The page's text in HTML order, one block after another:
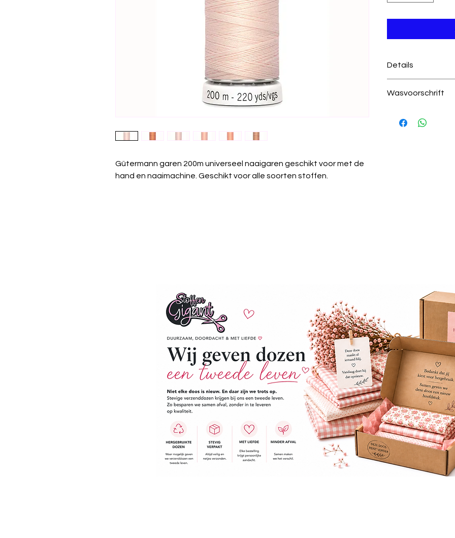
Gütermann garen 200m universeel naaigaren geschikt voor met de
hand en naaimachine. Geschikt voor alle soorten stoffen.
Details
100% polyester
Wasvoorschrift
wastemperatuur.